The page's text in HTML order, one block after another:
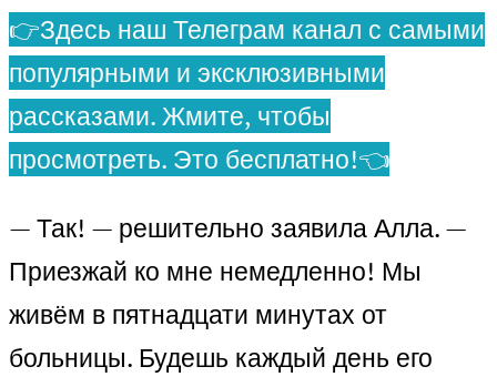
👉Здесь наш Телеграм канал с самыми
популярными и эксклюзивными
рассказами. Жмите, чтобы
просмотреть. Это бесплатно!👈
— Так! — решительно заявила Алла. —
Приезжай ко мне немедленно! Мы
живём в пятнадцати минутах от
больницы. Будешь каждый день его